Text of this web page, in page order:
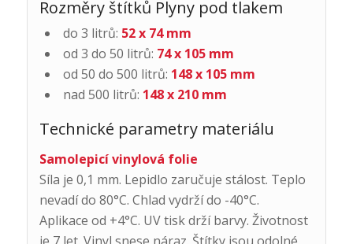
Rozměry štítků Plyny pod tlakem
do 3 litrů: 52 x 74 mm
od 3 do 50 litrů: 74 x 105 mm
od 50 do 500 litrů: 148 x 105 mm
nad 500 litrů: 148 x 210 mm
Technické parametry materiálu
Samolepicí vinylová folie
Síla je 0,1 mm. Lepidlo zaručuje stálost. Teplo
nevadí do 80°C. Chlad vydrží do -40°C.
Aplikace od +4°C. UV tisk drží barvy. Životnost